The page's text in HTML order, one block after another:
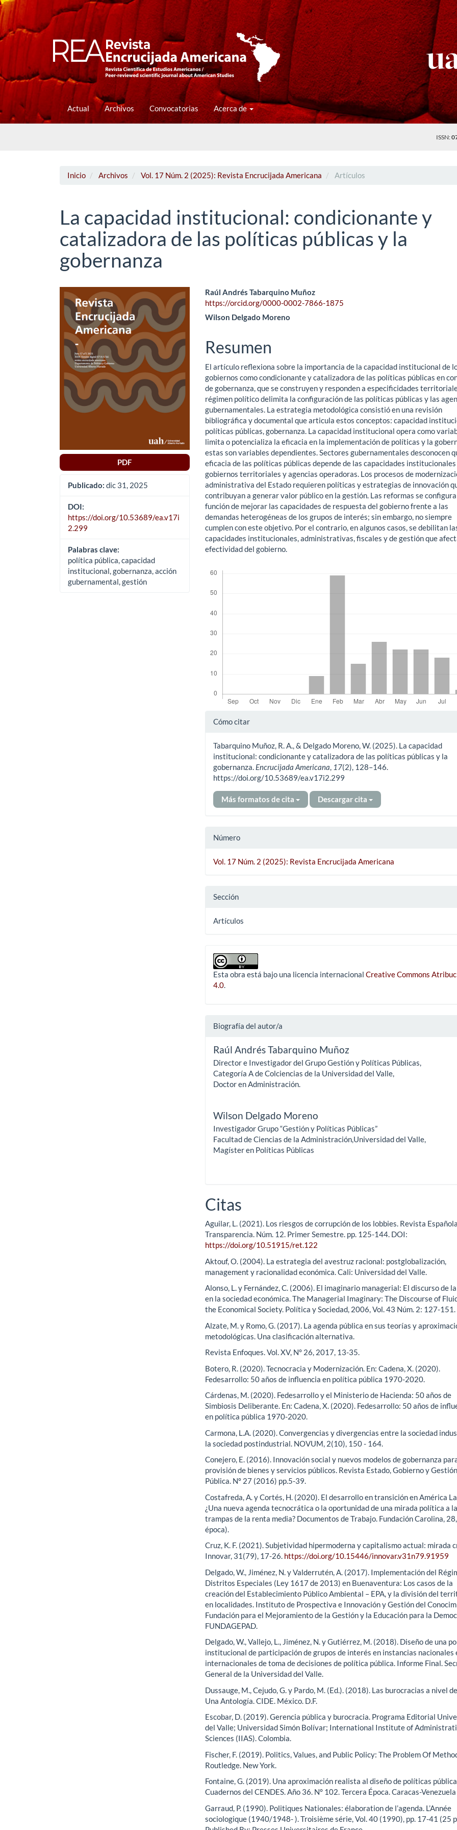
Navegación
Contenido
principal
Barra
Actual Archivos Convocatorias Acerca de
ISSN:
Inicio Archivos Vol. 17 Núm. 2 (2025): Revista Encrucijada Americana Artículos
La capacidad institucional: condicionante y
catalizadora de las políticas públicas y la
gobernanza
Barra
lateral
del
artículo
PDF
Publicado: dic 31, 2025
DOI:
https://doi.org/10.53689/ea.v17i
2.299
Palabras clave:
política pública, capacidad
institucional, gobernanza, acción
gubernamental, gestión
Contenido
principal
artículo
Raúl Andrés Tabarquino Muñoz
https://orcid.org/0000-0002-7866-1875
Wilson Delgado Moreno
Resumen
El artículo reflexiona sobre la importancia de la capacidad institucional de
gobiernos como condicionante y catalizadora de las políticas públicas en
de gobernanza, que se construyen y responden a especificidades
régimen político delimita la configuración de las políticas públicas y las
gubernamentales. La estrategia metodológica consistió en una revisión
bibliográfica y documental que articula estos conceptos: capacidad
políticas públicas, gobernanza. La capacidad institucional opera como
limita o potencializa la eficacia en la implementación de políticas y la
estas son variables dependientes. Sectores gubernamentales desconocen
eficacia de las políticas públicas depende de las capacidades institucionales
gobiernos territoriales y agencias operadoras. Los procesos de
administrativa del Estado requieren políticas y estrategias de innovación
contribuyan a generar valor público en la gestión. Las reformas se
función de mejorar las capacidades de respuesta del gobierno frente a las
demandas heterogéneas de los grupos de interés; sin embargo, no siempre
cumplen con este objetivo. Por el contrario, en algunos casos, se debilitan
capacidades institucionales, administrativas, fiscales y de gestión que
efectividad del gobierno.
Detalles
artículo
Cómo citar
Tabarquino Muñoz, R. A., & Delgado Moreno, W. (2025). La capacidad
institucional: condicionante y catalizadora de las políticas públicas y la
gobernanza. Encrucijada Americana, 17(2), 128–146.
https://doi.org/10.53689/ea.v17i2.299
Más formatos de cita Descargar cita
Número
Vol. 17 Núm. 2 (2025): Revista Encrucijada Americana
Sección
Artículos
Esta obra está bajo una licencia internacional Creative Commons
4.0.
Biografía del autor/a
Raúl Andrés Tabarquino Muñoz
Director e Investigador del Grupo Gestión y Políticas Públicas,
Categoría A de Colciencias de la Universidad del Valle,
Doctor en Administración.
Wilson Delgado Moreno
Investigador Grupo “Gestión y Políticas Públicas”
Facultad de Ciencias de la Administración,Universidad del Valle,
Magíster en Políticas Públicas
Citas
Aguilar, L. (2021). Los riesgos de corrupción de los lobbies. Revista
Transparencia. Núm. 12. Primer Semestre. pp. 125-144. DOI:
https://doi.org/10.51915/ret.122
Aktouf, O. (2004). La estrategia del avestruz racional: postglobalización,
management y racionalidad económica. Cali: Universidad del Valle.
Alonso, L. y Fernández, C. (2006). El imaginario managerial: El discurso de
en la sociedad económica. The Managerial Imaginary: The Discourse of
the Economical Society. Política y Sociedad, 2006, Vol. 43 Núm. 2: 127-151.
Alzate, M. y Romo, G. (2017). La agenda pública en sus teorías y
metodológicas. Una clasificación alternativa.
Revista Enfoques. Vol. XV, N° 26, 2017, 13-35.
Botero, R. (2020). Tecnocracia y Modernización. En: Cadena, X. (2020).
Fedesarrollo: 50 años de influencia en política pública 1970-2020.
Cárdenas, M. (2020). Fedesarrollo y el Ministerio de Hacienda: 50 años de
Simbiosis Deliberante. En: Cadena, X. (2020). Fedesarrollo: 50 años de
en política pública 1970-2020.
Carmona, L.A. (2020). Convergencias y divergencias entre la sociedad
la sociedad postindustrial. NOVUM, 2(10), 150 - 164.
Conejero, E. (2016). Innovación social y nuevos modelos de gobernanza
provisión de bienes y servicios públicos. Revista Estado, Gobierno y Gestión
Pública. Nº 27 (2016) pp.5-39.
Costafreda, A. y Cortés, H. (2020). El desarrollo en transición en América
¿Una nueva agenda tecnocrática o la oportunidad de una mirada política a
trampas de la renta media? Documentos de Trabajo. Fundación Carolina,
época).
Cruz, K. F. (2021). Subjetividad hipermoderna y capitalismo actual: mirada
Innovar, 31(79), 17-26. https://doi.org/10.15446/innovar.v31n79.91959
Delgado, W., Jiménez, N. y Valderrutén, A. (2017). Implementación del
Distritos Especiales (Ley 1617 de 2013) en Buenaventura: Los casos de la
creación del Establecimiento Público Ambiental – EPA, y la división del
en localidades. Instituto de Prospectiva e Innovación y Gestión del
Fundación para el Mejoramiento de la Gestión y la Educación para la
FUNDAGEPAD.
Delgado, W., Vallejo, L., Jiménez, N. y Gutiérrez, M. (2018). Diseño de una
institucional de participación de grupos de interés en instancias nacionales
internacionales de toma de decisiones de política pública. Informe Final.
General de la Universidad del Valle.
Dussauge, M., Cejudo, G. y Pardo, M. (Ed.). (2018). Las burocracias a nivel
Una Antología. CIDE. México. D.F.
Escobar, D. (2019). Gerencia pública y burocracia. Programa Editorial
del Valle; Universidad Simón Bolívar; International Institute of
Sciences (IIAS). Colombia.
Fischer, F. (2019). Politics, Values, and Public Policy: The Problem Of
Routledge. New York.
Fontaine, G. (2019). Una aproximación realista al diseño de políticas
Cuadernos del CENDES. Año 36. N° 102. Tercera Época. Caracas-Venezuela
Garraud, P. (1990). Politiques Nationales: élaboration de l’agenda. L’Année
sociologique (1940/1948- ). Troisième série, Vol. 40 (1990), pp. 17-41 (25